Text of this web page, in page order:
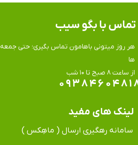
هر روز میتونی باهامون تماس بگیری؛ حتی جمعه
ها
​​​​​​​از ساعت ۸ صبح تا ۱۰ شب
تماس​​​​​​​ با بگو سیب
لینک های مفید
سامانه رهگیری ارسال ( ماهِکس )